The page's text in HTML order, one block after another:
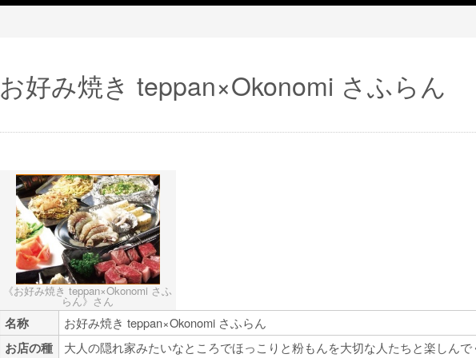
お好み焼き teppan×Okonomi さふらん
《お好み焼き teppan×Okonomi さふ
らん》さん
名称 お好み焼き teppan×Okonomi さふらん
お店の種
大人の隠れ家みたいなところでほっこりと粉もんを大切な人たちと楽しんで